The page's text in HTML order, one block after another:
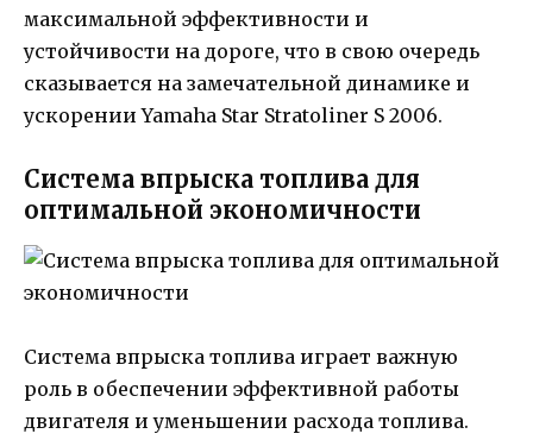
максимальной эффективности и
устойчивости на дороге, что в свою очередь
сказывается на замечательной динамике и
ускорении Yamaha Star Stratoliner S 2006.
Система впрыска топлива для
оптимальной экономичности
Система впрыска топлива играет важную
роль в обеспечении эффективной работы
двигателя и уменьшении расхода топлива.